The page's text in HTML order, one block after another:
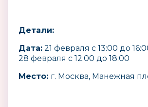
Детали:
Дата: 21 февраля с 13:00 до
28 февраля с 12:00 до 18:00
Место: г. Москва, Манежная